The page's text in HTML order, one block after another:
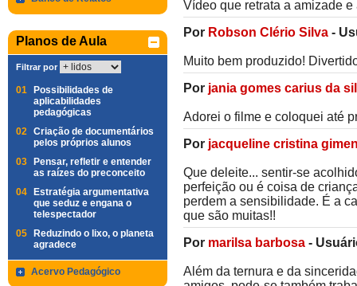
Planos de Aula
Filtrar por
01
Possibilidades de
aplicabilidades
pedagógicas
02 Criação de documentários
pelos próprios alunos
03
Pensar, refletir e entender
as raízes do preconceito
04
Estratégia argumentativa
que seduz e engana o
telespectador
05
Reduzindo o lixo, o planeta
agradece
Acervo Pedagógico
Vídeo que retrata a amizade
Por Robson Clério Silva -
Muito bem produzido!
Por jania gomes carius da
Adorei o filme e coloquei até
Por jacqueline cristina
Que deleite... sentir-se
perfeição ou é coisa de
perdem a sensibilidade. É a
que são muitas!!
Por marilsa barbosa -
Além da ternura e da